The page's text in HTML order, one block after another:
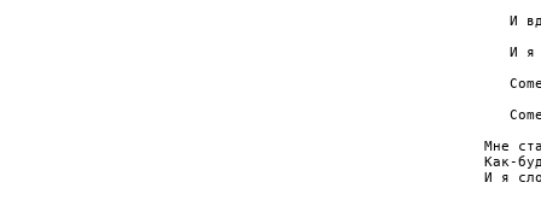
И
И я
Мне
Как-
И я